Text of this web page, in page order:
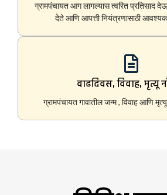
ग्रामपंचायत आग लागल्यास त्वरित प्रतिसाद
देते आणि आपत्ती नियंत्रणासाठी
वाढदिवस, विवाह, मृत्यू
ग्रामपंचायत गावातील जन्म , विवाह आणि